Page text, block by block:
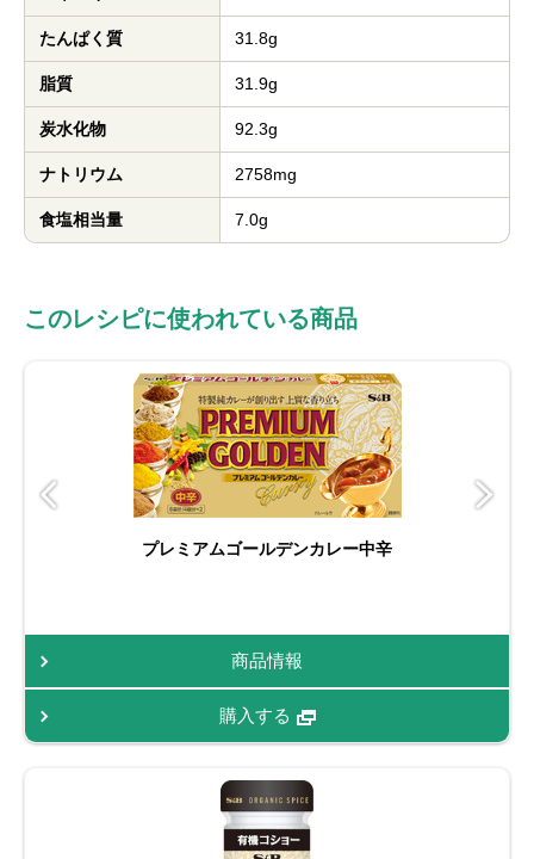
たんぱく質 31.8g
脂質 31.9g
炭水化物 92.3g
ナトリウム 2758mg
食塩相当量 7.0g
このレシピに使われている商品
プレミアムゴールデンカレー中辛
商品情報
購入する